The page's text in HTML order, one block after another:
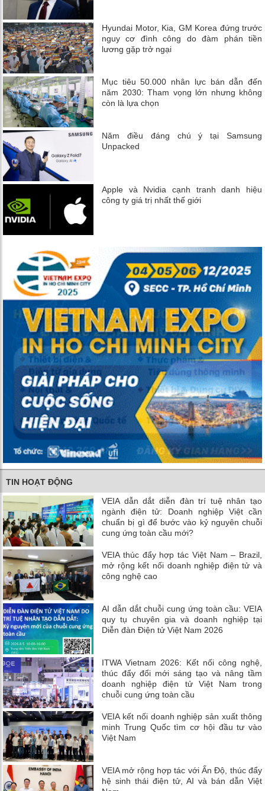
Hyundai Motor, Kia, GM Korea đứng trước
nguy cơ đình công do đàm phán tiền
lương gặp trở ngại
Mục tiêu 50.000 nhân lực bán dẫn đến
năm 2030: Tham vọng lớn nhưng không
còn là lựa chọn
Năm điều đáng chú ý tại Samsung
Unpacked
Apple và Nvidia cạnh tranh danh hiệu
công ty giá trị nhất thế giới
TIN HOẠT ĐỘNG
VEIA dẫn dắt diễn đàn trí tuệ nhân tạo
ngành điện tử: Doanh nghiệp Việt cần
chuẩn bị gì để bước vào kỷ nguyên chuỗi
cung ứng toàn cầu mới?
VEIA thúc đẩy hợp tác Việt Nam – Brazil,
mở rộng kết nối doanh nghiệp điện tử và
công nghệ cao
AI dẫn dắt chuỗi cung ứng toàn cầu: VEIA
quy tụ chuyên gia và doanh nghiệp tại
Diễn đàn Điện tử Việt Nam 2026
ITWA Vietnam 2026: Kết nối công nghệ,
thúc đẩy đổi mới sáng tạo và nâng tầm
doanh nghiệp điện tử Việt Nam trong
chuỗi cung ứng toàn cầu
VEIA kết nối doanh nghiệp sản xuất thông
minh Trung Quốc tìm cơ hội đầu tư vào
Việt Nam
VEIA mở rộng hợp tác với Ấn Độ, thúc đẩy
hệ sinh thái điện tử, AI và bán dẫn Việt